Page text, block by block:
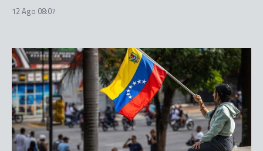
12 Ago 08:07